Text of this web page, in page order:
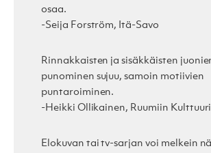
osaa.
-Seija Forström, Itä-Savo
Rinnakkaisten ja sisäkkäisten
punominen sujuu, samoin motiivien
puntaroiminen.
-Heikki Ollikainen, Ruumiin Kulttuuri
Elokuvan tai tv-sarjan voi melkein